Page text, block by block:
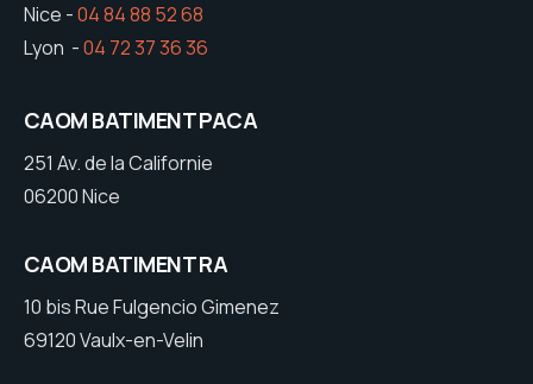
Nice -04 84 88 52 68
Lyon -04 72 37 36 36
CAOM BATIMENT PACA
251 Av. de la Californie
06200 Nice
CAOM BATIMENT RA
10 bis Rue Fulgencio Gimenez
69120 Vaulx-en-Velin